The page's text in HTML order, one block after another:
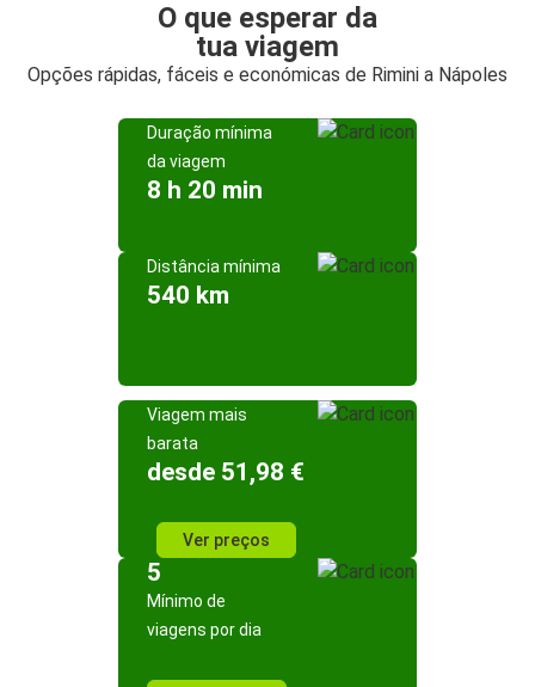
O que esperar da
tua viagem
Opções rápidas, fáceis e económicas de Rimini a Nápoles
Duração mínima
da viagem
8 h 20 min
Distância mínima
540 km
Viagem mais
barata
desde 51,98 €
Ver preços
5
Mínimo de
viagens por dia